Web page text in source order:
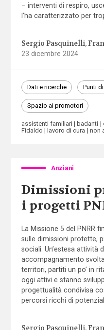
– interventi di respiro,
l’ha caratterizzato per
Sergio Pasquinelli
23 dicembre 2024
Dati e ricerche Punti
Spazio ai promotori
assistenti familiari badanti
Fidaldo
lavoro di cura non
Anziani
Dimissioni
i progetti
La Missione 5 del PNRR
sulle dimissioni protette,
sociali. Un’estesa attività
accompagnamento
territori, partiti un po’ in
oggi attivi e stanno
progettualità condivisa
percorsi ricchi di